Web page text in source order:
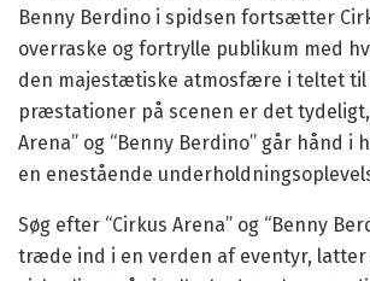
Benny Berdino i spidsen fortsætter
overraske og fortrylle publikum med
den majestætiske atmosfære i teltet til
præstationer på scenen er det tydeligt,
Arena” og “Benny Berdino” går hånd i
en enestående
Søg efter “Cirkus Arena” og “Benny
træde ind i en verden af eventyr, latter